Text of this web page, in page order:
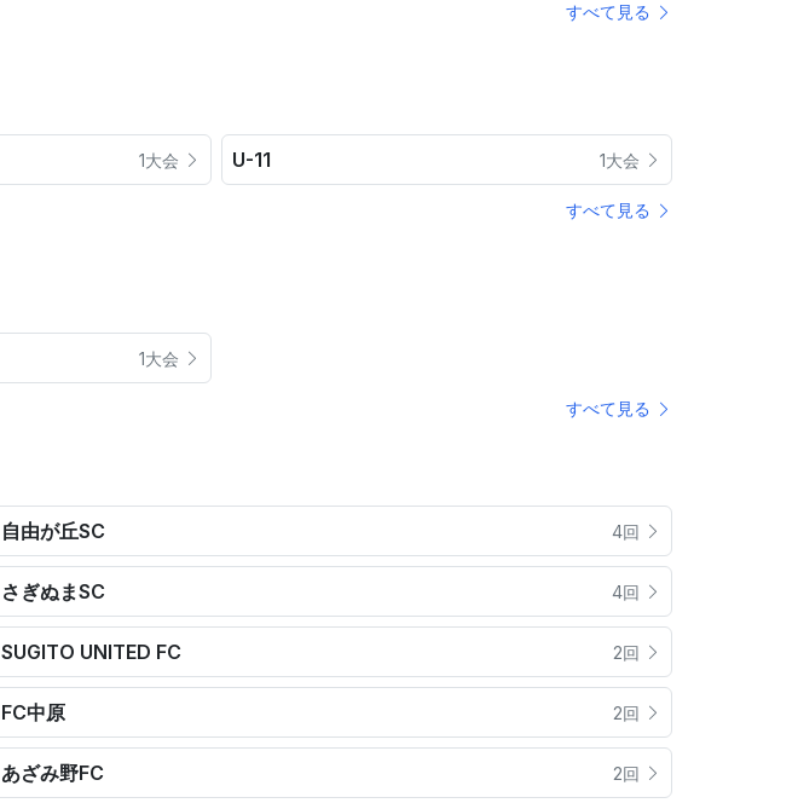
すべて見る
1大会 U-11 1大会
すべて見る
1大会
すべて見る
自由が丘SC 4回
さぎぬまSC 4回
SUGITO UNITED FC 2回
FC中原 2回
あざみ野FC 2回